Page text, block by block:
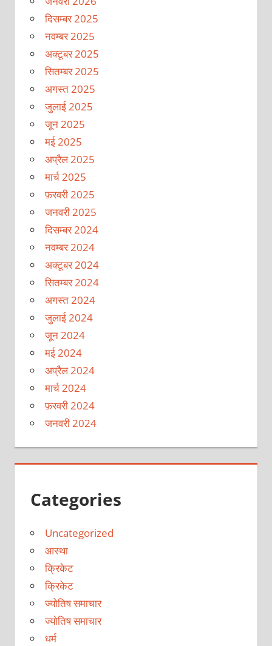
दिसम्बर 2025
नवम्बर 2025
अक्टूबर 2025
सितम्बर 2025
अगस्त 2025
जुलाई 2025
जून 2025
मई 2025
अप्रैल 2025
मार्च 2025
फ़रवरी 2025
जनवरी 2025
दिसम्बर 2024
नवम्बर 2024
अक्टूबर 2024
सितम्बर 2024
अगस्त 2024
जुलाई 2024
जून 2024
मई 2024
अप्रैल 2024
मार्च 2024
फ़रवरी 2024
जनवरी 2024
Categories
Uncategorized
आस्था
क्रिकेट
क्रिकेट
ज्योतिष समाचार
ज्योतिष समाचार
धर्म